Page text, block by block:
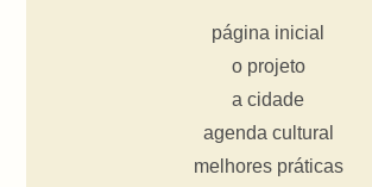
página inicial
o projeto
a cidade
agenda cultural
melhores práticas